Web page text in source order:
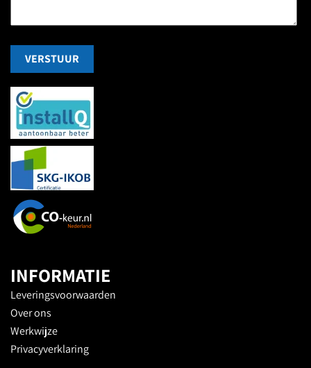
VERSTUUR
INFORMATIE
Leveringsvoorwaarden
Over ons
Werkwijze
Privacyverklaring